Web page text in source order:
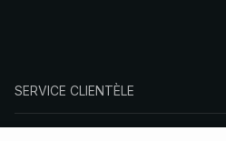
SERVICE CLIENTÈLE